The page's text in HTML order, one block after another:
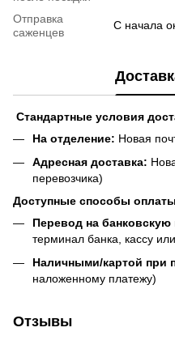
Отправка
саженцев
С начала
Стандартные условия
На отделение: Новая
Адресная доставка:
перевозчика)
Доступные способы
Перевод на банковскую
терминал банка, кассу
Наличными/картой при
наложенному платежу)
Отзывы